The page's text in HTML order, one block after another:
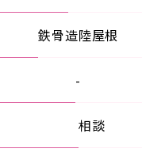
鉄骨造陸屋根
-
相談